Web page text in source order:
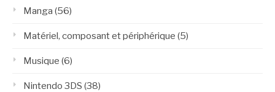
Manga (56)
Matériel, composant et périphérique (5)
Musique (6)
Nintendo 3DS (38)